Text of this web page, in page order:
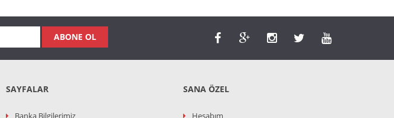
ABONE OL
SAYFALAR
Banka Bilgilerimiz
SANA ÖZEL
Hesabım